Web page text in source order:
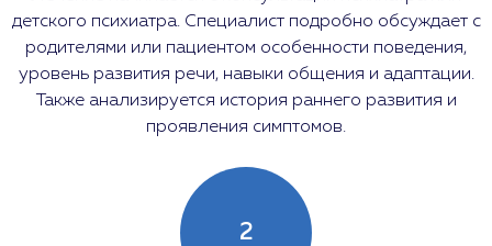
детского психиатра. Специалист подробно обсуждает с
родителями или пациентом особенности поведения,
уровень развития речи, навыки общения и адаптации.
Также анализируется история раннего развития и
проявления симптомов.
2